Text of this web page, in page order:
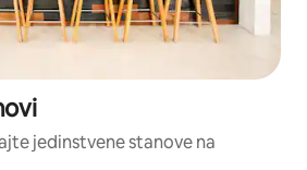
jedinstvene stanove na